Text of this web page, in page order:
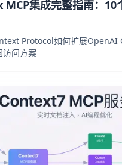
集成完整指南：10
Protocol如何扩展OpenAI
访问方案